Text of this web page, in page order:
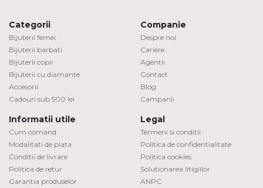
Categorii
Bijuterii femei
Bijuterii barbati
Bijuterii copii
Bijuterii cu diamante
Accesorii
Cadouri sub 500 lei
Companie
Despre noi
Cariere
Agentii
Contact
Blog
Campanii
Informatii utile
Cum comand
Modalitati de plata
Conditii de livrare
Politica de retur
Garantia produselor
Legal
Termeni si conditii
Politica de confidentialitate
Politica cookies
Solutionarea litigiilor
ANPC